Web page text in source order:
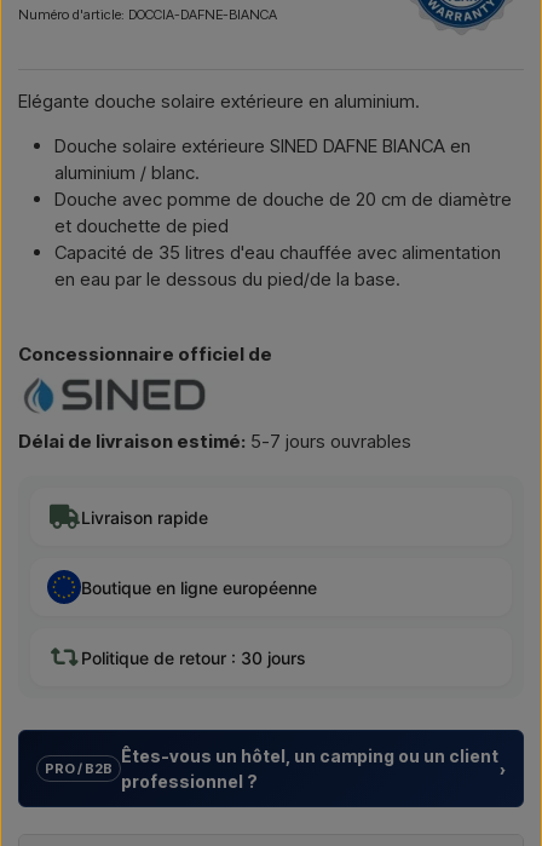
Numéro d'article: DOCCIA-DAFNE-BIANCA
Elégante douche solaire extérieure en aluminium.
Douche solaire extérieure SINED DAFNE BIANCA en
aluminium / blanc.
Douche avec pomme de douche de 20 cm de diamètre
et douchette de pied
Capacité de 35 litres d'eau chauffée avec alimentation
en eau par le dessous du pied/de la base.
Concessionnaire officiel de
Délai de livraison estimé: 5-7 jours ouvrables
Livraison rapide
Boutique en ligne européenne
Politique de retour : 30 jours
PRO / B2B
Êtes-vous un hôtel, un camping ou un client
professionnel ?
›